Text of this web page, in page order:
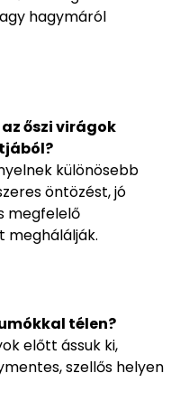
hagymáról
őszi virágok
különösebb
öntözést, jó
megfelelő
télen?
előtt ássuk ki,
szellős helyen